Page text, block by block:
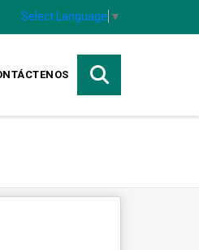
Select Language ▼